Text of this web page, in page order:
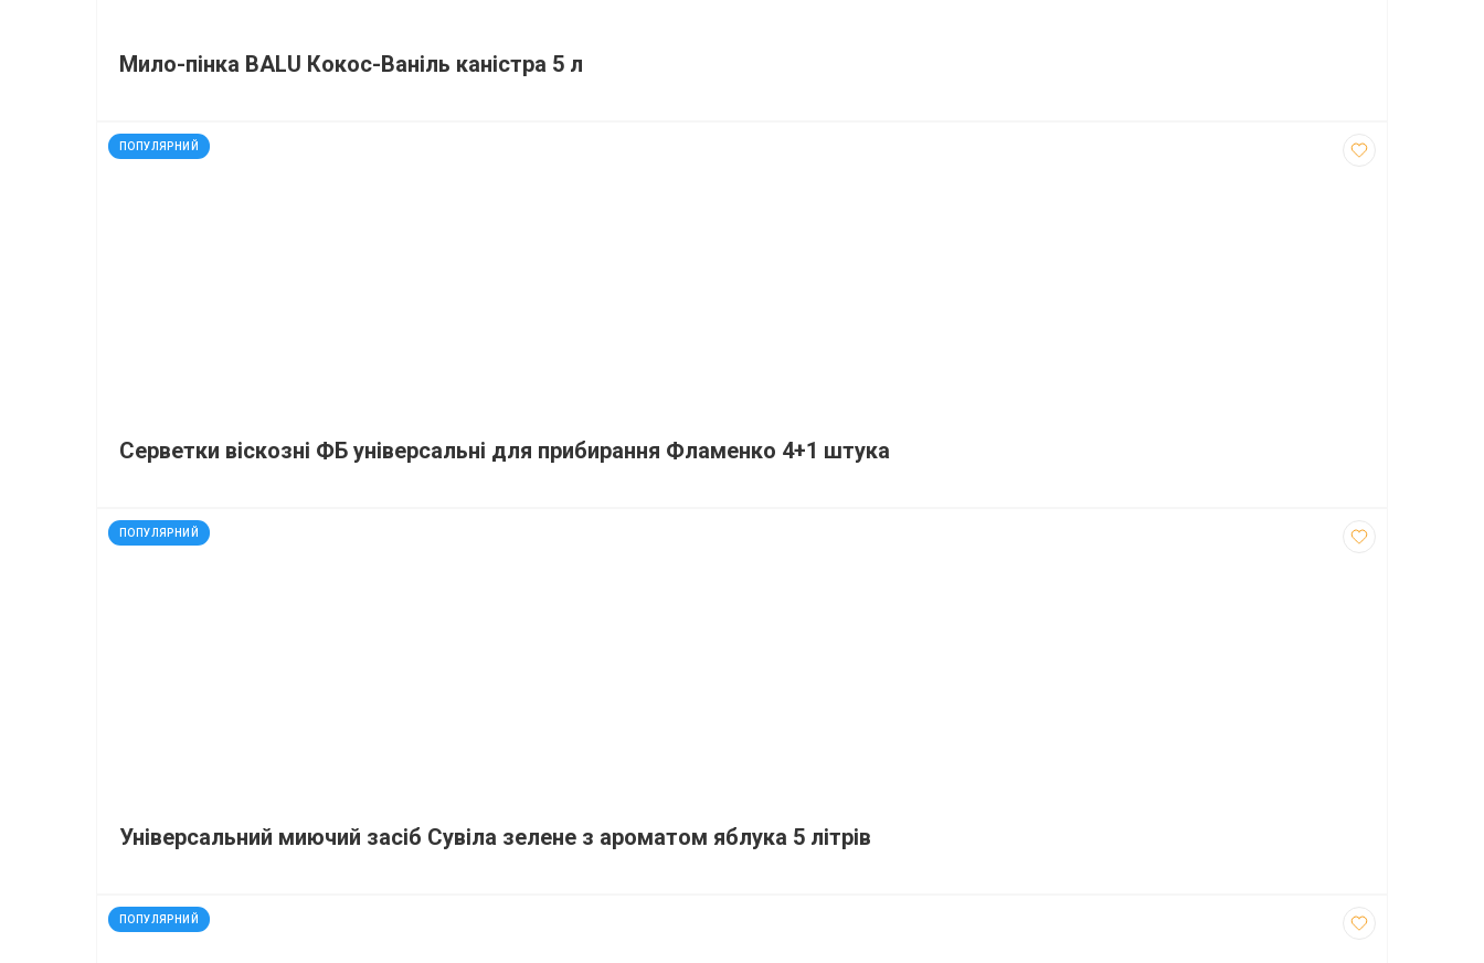
Мило-пінка BALU Кокос-Ваніль каністра 5 л
ПОПУЛЯРНИЙ
код: 32441
Серветки віскозні ФБ універсальні для прибирання Фламенко 4+1 штука
ПОПУЛЯРНИЙ
код: 272653
Універсальний миючий засіб Сувіла зелене з ароматом яблука 5 літрів
ПОПУЛЯРНИЙ
код: 927305